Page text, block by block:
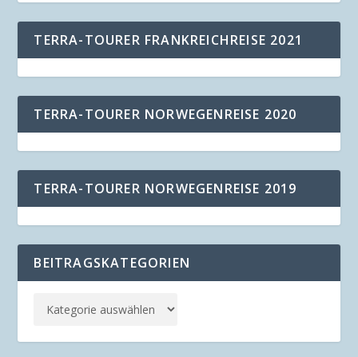
TERRA-TOURER FRANKREICHREISE 2021
TERRA-TOURER NORWEGENREISE 2020
TERRA-TOURER NORWEGENREISE 2019
BEITRAGSKATEGORIEN